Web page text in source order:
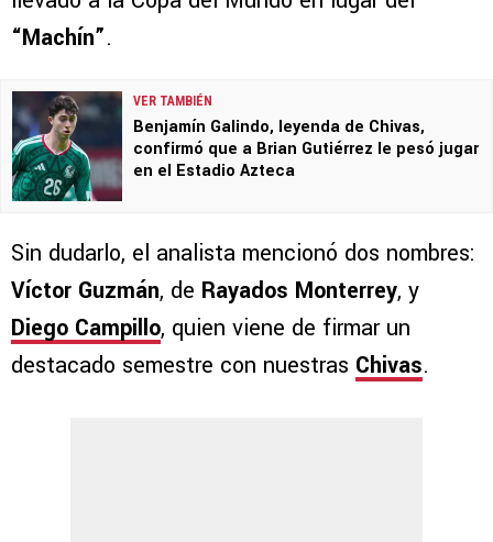
“Machín”.
VER TAMBIÉN
Benjamín Galindo, leyenda de Chivas,
confirmó que a Brian Gutiérrez le pesó jugar
en el Estadio Azteca
Sin dudarlo, el analista mencionó dos nombres:
Víctor Guzmán, de Rayados Monterrey, y
Diego Campillo, quien viene de firmar un
destacado semestre con nuestras Chivas.